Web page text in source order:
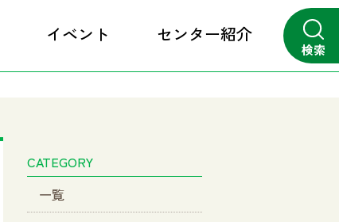
検索
イベント センター紹介
CATEGORY
一覧